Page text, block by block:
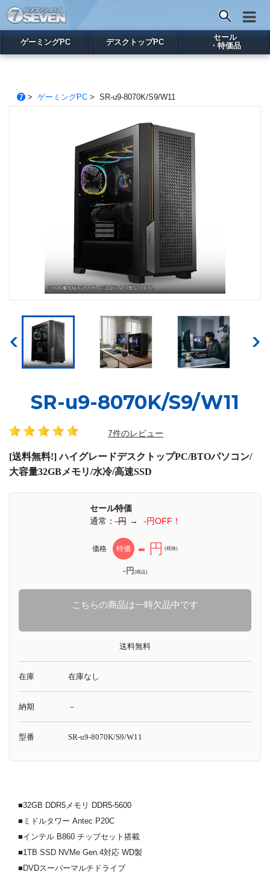
ゲーミングPC デスクトップPC
セール
・特価品
> ゲーミングPC> SR-u9-8070K/S9/W11
SR-u9-8070K/S9/W11
7件のレビュー
[送料無料!] ハイグレードデスクトップPC/BTOパソコン/
大容量32GBメモリ/水冷/高速SSD
セール特価
通常：-円 → -円OFF！
価格 特価 - 円 (税抜)
-円(税込)
こちらの商品は一時欠品中です
送料無料
在庫 在庫なし
納期 －
型番 SR-u9-8070K/S9/W11
■32GB DDR5メモリ DDR5-5600
■ミドルタワー Antec P20C
■インテル B860 チップセット搭載
■1TB SSD NVMe Gen.4対応 WD製
■DVDスーパーマルチドライブ